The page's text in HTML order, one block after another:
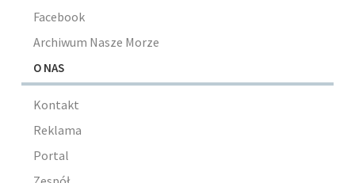
Facebook
Archiwum Nasze Morze
O NAS
Kontakt
Reklama
Portal